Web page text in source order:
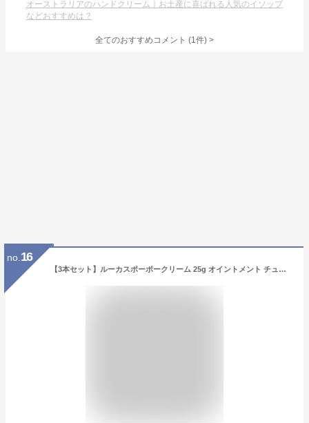
オーストラリアのハンドクリーム｜お土産に喜ばれる人気のイソップ
などおすすめは？
全てのおすすめコメント (1件) >
no. 16
【3本セット】ルーカスポーポークリーム 25g オイントメント チューブ 保湿クリーム パパイヤ天然成分配合 オーストラリア ハンドクリーム レッド リップクリーム うるおい 乾燥 メンズ レディース 赤 ギフト プレゼント Lucas' Papaw ルーカスパパクリーム Australia